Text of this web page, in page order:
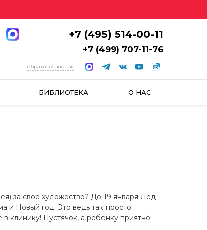
+7 (495) 514-00-11
+7 (499) 707-11-76
обратный звонок
БИБЛИОТЕКА О НАС
за свое художество? До 19 января Дед
и Новый год. Это ведь так просто:
клинику! Пустячок, а ребенку приятно!